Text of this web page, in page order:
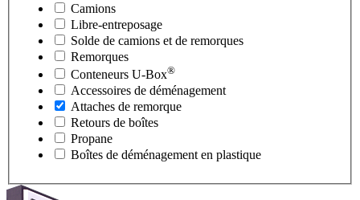
Camions
Libre-entreposage
Solde de camions et de remorques
Remorques
Conteneurs U-Box®
Accessoires de déménagement
Attaches de remorque
Retours de boîtes
Propane
Boîtes de déménagement en plastique